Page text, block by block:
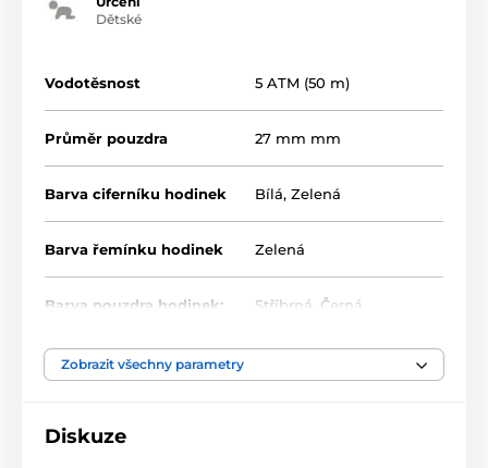
Dětské
Vodotěsnost 5 ATM (50 m)
Průměr pouzdra 27 mm mm
Barva ciferníku hodinek Bílá, Zelená
Barva řemínku hodinek Zelená
Barva pouzdra hodinek: Stříbrná Černá
Materiál řemínku
Zobrazit všechny parametry
Diskuze